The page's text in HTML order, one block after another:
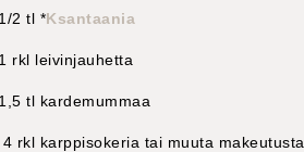
1/2 tl *Ksantaania
1 rkl leivinjauhetta
1,5 tl kardemummaa
4 rkl karppisokeria tai muuta makeutusta